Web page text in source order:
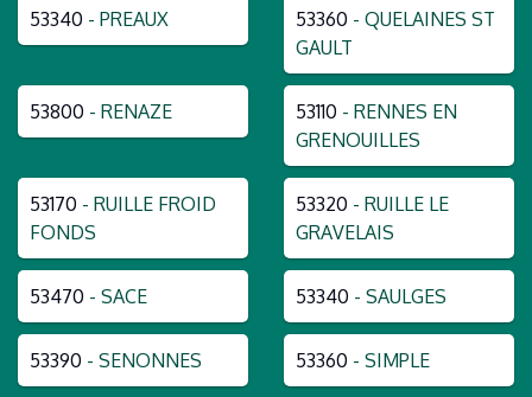
53340 - PREAUX 53360 - QUELAINES ST
GAULT
53800 - RENAZE 53110 - RENNES EN
GRENOUILLES
53170 - RUILLE FROID
FONDS
53320 - RUILLE LE
GRAVELAIS
53470 - SACE 53340 - SAULGES
53390 - SENONNES 53360 - SIMPLE